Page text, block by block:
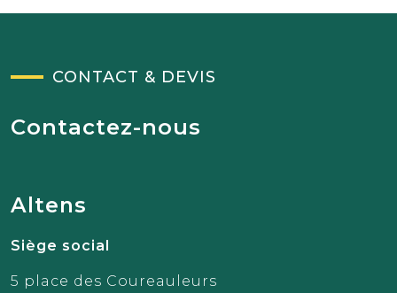
CONTACT & DEVIS
Contactez-nous
Altens
Siège social
5 place des Coureauleurs